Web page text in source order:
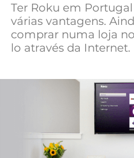
Tecnologia
Negócios
Ter Roku em
várias vantagens.
comprar numa loja
lo através da Internet.